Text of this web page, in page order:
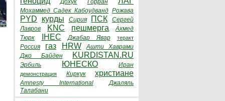
Дохук Горран
Мохаммед Садек Кабоудванд Рожава
PYD курды Сирия ПСК
Сергей
Лавров
KNC пешмерга
Ахмед
Тюрк
IHEC Джабар Явар теракт
Россия газ HRW
Ашти Хаврами
Джо Байден
KURDISTAN.RU
Эрбиль ЮНЕСКО Иран
демонстрация Киркук христиане
Amnesty International
Джаляль
Талабани